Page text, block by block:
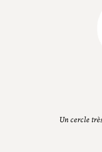
Un cercle